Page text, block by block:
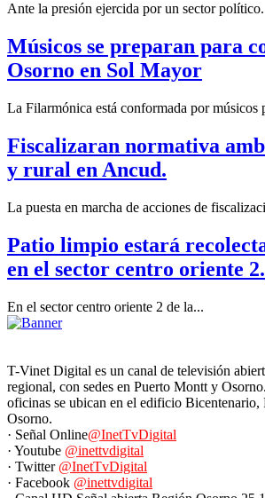
Ante la presión ejercida por un sector
Músicos se preparan para
Osorno en Sol Mayor
La Filarmónica está conformada por músicos
Fiscalizaran normativa
y rural en Ancud.
La puesta en marcha de acciones de
Patio limpio estará
en el sector centro oriente 2.
En el sector centro oriente 2 de la...
T-Vinet Digital es un canal de televisión
regional, con sedes en Puerto Montt y
oficinas se ubican en el edificio
Osorno.
· Señal Online@InetTvDigital
· Youtube @inettvdigital
· Twitter @InetTvDigital
· Facebook @inettvdigital